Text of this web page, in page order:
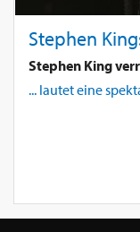
Stephen
Stephen King
... lautet eine